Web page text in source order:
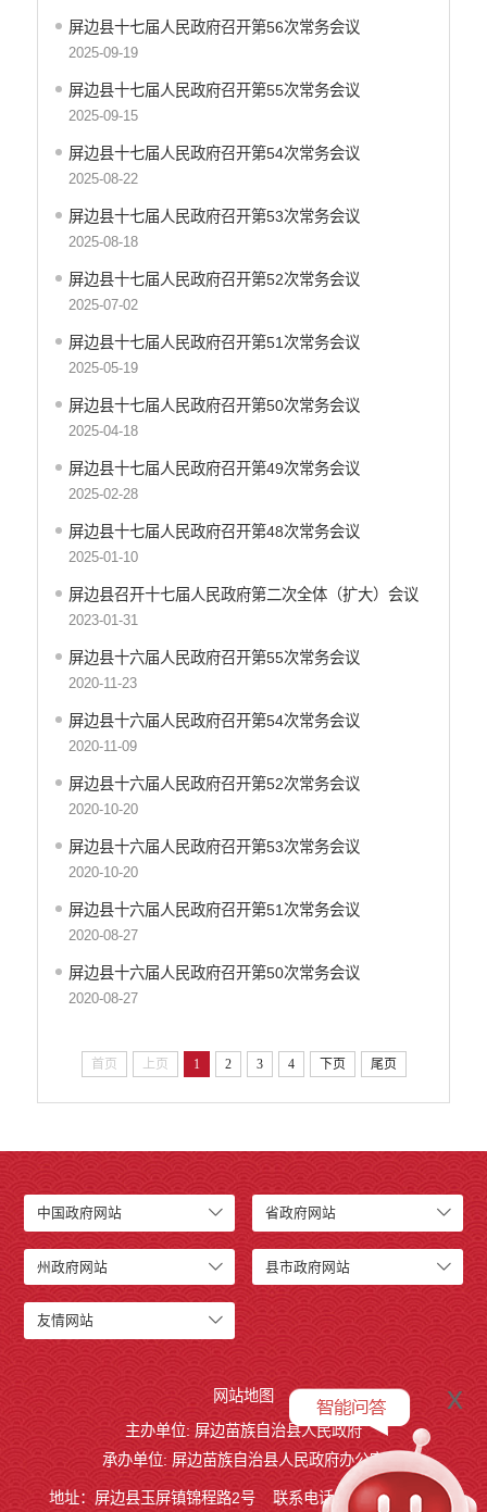
屏边县十七届人民政府召开第56次常务会议
2025-09-19
屏边县十七届人民政府召开第55次常务会议
2025-09-15
屏边县十七届人民政府召开第54次常务会议
2025-08-22
屏边县十七届人民政府召开第53次常务会议
2025-08-18
屏边县十七届人民政府召开第52次常务会议
2025-07-02
屏边县十七届人民政府召开第51次常务会议
2025-05-19
屏边县十七届人民政府召开第50次常务会议
2025-04-18
屏边县十七届人民政府召开第49次常务会议
2025-02-28
屏边县十七届人民政府召开第48次常务会议
2025-01-10
屏边县召开十七届人民政府第二次全体（扩大）会议
2023-01-31
屏边县十六届人民政府召开第55次常务会议
2020-11-23
屏边县十六届人民政府召开第54次常务会议
2020-11-09
屏边县十六届人民政府召开第52次常务会议
2020-10-20
屏边县十六届人民政府召开第53次常务会议
2020-10-20
屏边县十六届人民政府召开第51次常务会议
2020-08-27
屏边县十六届人民政府召开第50次常务会议
2020-08-27
首页 上页 1 2 3 4 下页 尾页
中国政府网站 省政府网站
州政府网站 县市政府网站
友情网站
网站地图
主办单位: 屏边苗族自治县人民政府
承办单位: 屏边苗族自治县人民政府办公室
地址：屏边县玉屏镇锦程路2号 联系电话:0873-3221803
x